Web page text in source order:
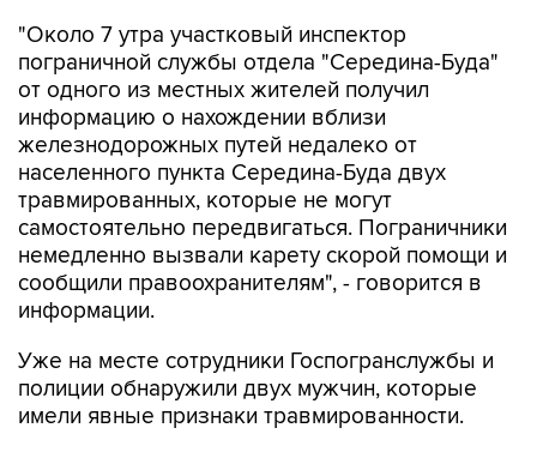
"Около 7 утра участковый инспектор
пограничной службы отдела "Середина-Буда"
от одного из местных жителей получил
информацию о нахождении вблизи
железнодорожных путей недалеко от
населенного пункта Середина-Буда двух
травмированных, которые не могут
самостоятельно передвигаться. Пограничники
немедленно вызвали карету скорой помощи и
сообщили правоохранителям", - говорится в
информации.
Уже на месте сотрудники Госпогранслужбы и
полиции обнаружили двух мужчин, которые
имели явные признаки травмированности.